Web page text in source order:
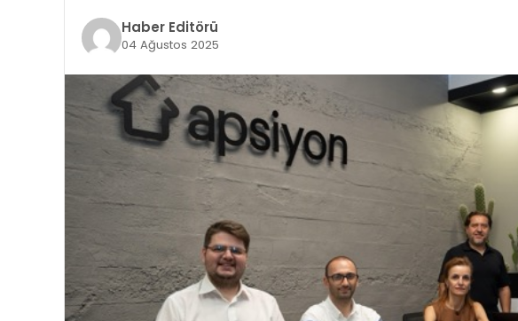
Haber Editörü
04 Ağustos 2025